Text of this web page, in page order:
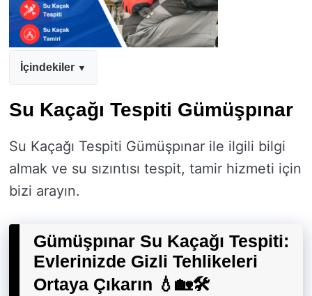
İçindekiler
Su Kaçağı Tespiti Gümüşpınar
Su Kaçağı Tespiti Gümüşpınar ile ilgili bilgi
almak ve su sızıntısı tespit, tamir hizmeti için
bizi arayın.
Gümüşpınar Su Kaçağı Tespiti:
Evlerinizde Gizli Tehlikeleri
Ortaya Çıkarın 💧🏡🛠️